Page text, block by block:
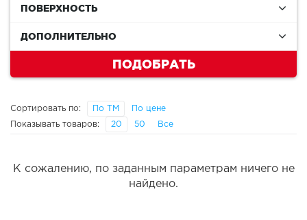
ПОВЕРХНОСТЬ
ДОПОЛНИТЕЛЬНО
ПОДОБРАТЬ
Сортировать по: По ТМ По цене
Показывать товаров: 20 50 Все
К сожалению, по заданным параметрам ничего не
найдено.